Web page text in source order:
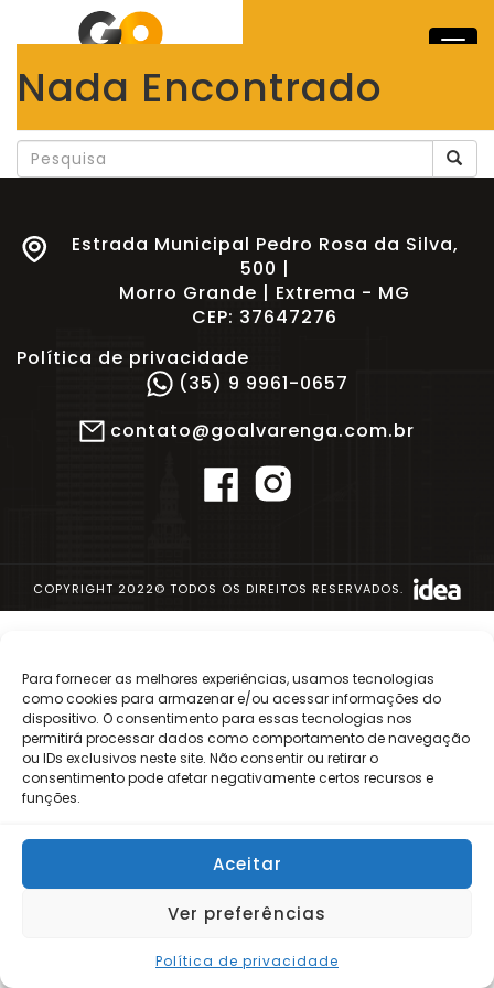
Para fornecer as melhores experiências, usamos tecnologias
como cookies para armazenar e/ou acessar informações do
dispositivo. O consentimento para essas tecnologias nos
permitirá processar dados como comportamento de navegação
ou IDs exclusivos neste site. Não consentir ou retirar o
consentimento pode afetar negativamente certos recursos e
funções.
Aceitar
Ver preferências
Política de privacidade
Nada Encontrado
Parece que não conseguimos encontrar o que você
Estrada Municipal Pedro Rosa da Silva,
500 |
Morro Grande | Extrema - MG
CEP: 37647276
Política de privacidade
(35) 9 9961-0657
contato@goalvarenga.com.br
COPYRIGHT 2022© TODOS OS DIREITOS RESERVADOS.